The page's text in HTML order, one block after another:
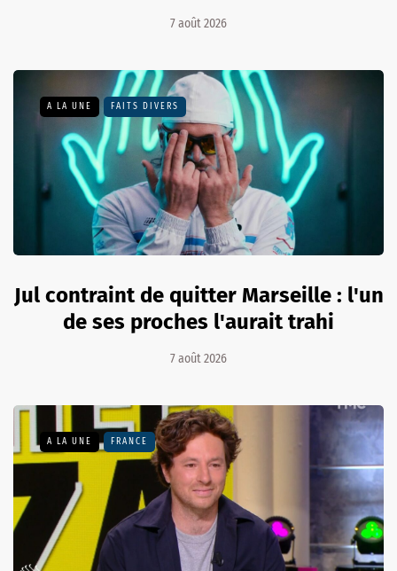
7 août 2026
A LA UNE FAITS DIVERS
Jul contraint de quitter Marseille : l'un
de ses proches l'aurait trahi
7 août 2026
A LA UNE FRANCE